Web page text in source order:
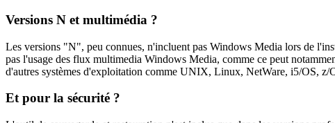
Versions N et multimédia ?
Les versions "N", peu connues, n'incluent pas Windows Media lors de
pas l'usage des flux multimedia Windows Media, comme ce peut
d'autres systèmes d'exploitation comme UNIX, Linux, NetWare, i5/OS, z/
Et pour la sécurité ?